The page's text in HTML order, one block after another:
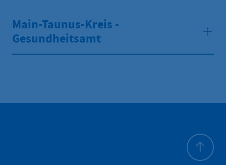
Main-Taunus-Kreis -
Gesundheitsamt